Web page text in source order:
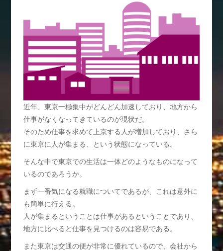
近年、東京一極集中がどんどん加速しており、地方から
仕事がなくなってきているのが現状だ。
そのため仕事を求めて上京する人が増加しており、さら
に東京に人が集まる、という状態になっている。
そんな中で東京での生活は一体どのようなものになって
いるのであろうか。
まず一番気になる就職についてであるが、これは意外に
も簡単に行える。
人が集まるということは仕事があるということであり、
地方に比べると仕事を見つけるのは容易である。
また東京は交通の便が非常に優れているので、会社から